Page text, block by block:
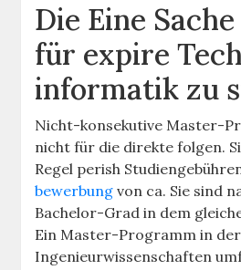
Die Eine
für expire
informatik zu
Nicht-konsekutive Master-
nicht für die direkte folgen.
Regel perish
bewerbung von ca. Sie sind
Bachelor-Grad in dem
Ein Master-Programm in
Ingenieurwissenschaften